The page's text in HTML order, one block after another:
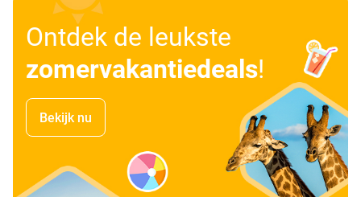
Ontdek de leukste
zomervakantiedeals!
Bekijk nu